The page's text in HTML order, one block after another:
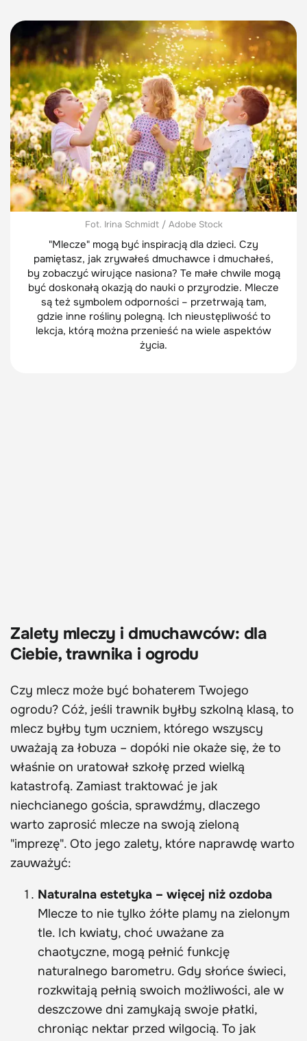
Fot. Irina Schmidt / Adobe Stock
"Mlecze" mogą być inspiracją dla dzieci. Czy
pamiętasz, jak zrywałeś dmuchawce i dmuchałeś,
by zobaczyć wirujące nasiona? Te małe chwile mogą
być doskonałą okazją do nauki o przyrodzie. Mlecze
są też symbolem odporności – przetrwają tam,
gdzie inne rośliny polegną. Ich nieustępliwość to
lekcja, którą można przenieść na wiele aspektów
życia.
Zalety mleczy i dmuchawców: dla
Ciebie, trawnika i ogrodu
Czy mlecz może być bohaterem Twojego
ogrodu? Cóż, jeśli trawnik byłby szkolną klasą, to
mlecz byłby tym uczniem, którego wszyscy
uważają za łobuza – dopóki nie okaże się, że to
właśnie on uratował szkołę przed wielką
katastrofą. Zamiast traktować je jak
niechcianego gościa, sprawdźmy, dlaczego
warto zaprosić mlecze na swoją zieloną
"imprezę". Oto jego zalety, które naprawdę warto
zauważyć:
Naturalna estetyka – więcej niż ozdoba
Mlecze to nie tylko żółte plamy na zielonym
tle. Ich kwiaty, choć uważane za
chaotyczne, mogą pełnić funkcję
naturalnego barometru. Gdy słońce świeci,
rozkwitają pełnią swoich możliwości, ale w
deszczowe dni zamykają swoje płatki,
chroniąc nektar przed wilgocią. To jak